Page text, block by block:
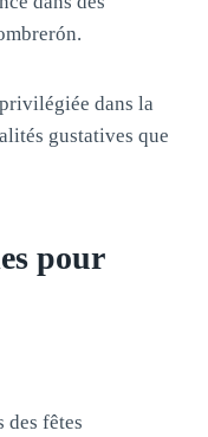
dans la
gustatives que
pour
fêtes